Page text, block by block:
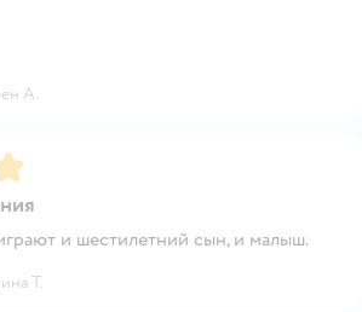
А.
и шестилетний сын, и малыш.
Т.